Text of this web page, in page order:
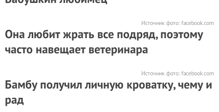
Источник фото: facebook.com
Она любит жрать все подряд, поэтому
часто навещает ветеринара
Источник фото: facebook.com
Бамбу получил личную кроватку, чему и
рад